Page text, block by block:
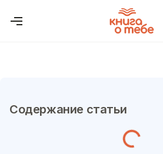
Содержание статьи